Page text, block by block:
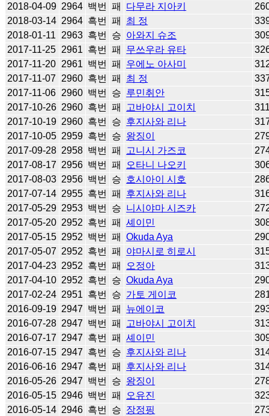
2018-04-09 2964 백번 패 다무라 지아키
2018-03-14 2964 흑번 패 최 정
2018-01-11
2963 흑번 승 아와지 슈조
2017-11-25 2961 흑번 패 무쓰우라 유타
2017-11-20 2961 백번 패 우에노 아사미
2017-11-07
2960 흑번 패 최 정
2017-11-06 2960 백번 승 루민취안
2017-10-26 2960 흑번 패 고바야시 고이치
2017-10-19 2960 흑번 승 후지사와 리나
2017-10-05 2959 흑번 승 왕징이
2017-09-28 2958 백번 패 고니시 가즈코
2017-08-17 2956 백번 패 오타니 나오키
2017-08-03 2956 백번 승 호시아이 시호
2017-07-14 2955 흑번 패 후지사와 리나
2017-05-29 2953 백번 승 니시야마 시즈카
2017-05-20 2952 흑번 패 셰이민
2017-05-15 2952 백번 패 Okuda Aya
2017-05-07 2952 흑번 패 야마시로 히로시
2017-04-23 2952 흑번 패 오정아
2017-04-10 2952 흑번 승 Okuda Aya
2017-02-24 2951 흑번 승 가토 게이코
2016-09-19 2947 백번 패 뉴에이코
2016-07-28 2947 백번 패 고바야시 고이치
2016-07-17 2947 흑번 패 셰이민
2016-07-15 2947 흑번 승 후지사와 리나
2016-06-16 2947 흑번 패 후지사와 리나
2016-05-26 2947 백번 승 왕징이
2016-05-15 2946 백번 패 오유진
2016-05-14 2946 흑번 승 장정핑